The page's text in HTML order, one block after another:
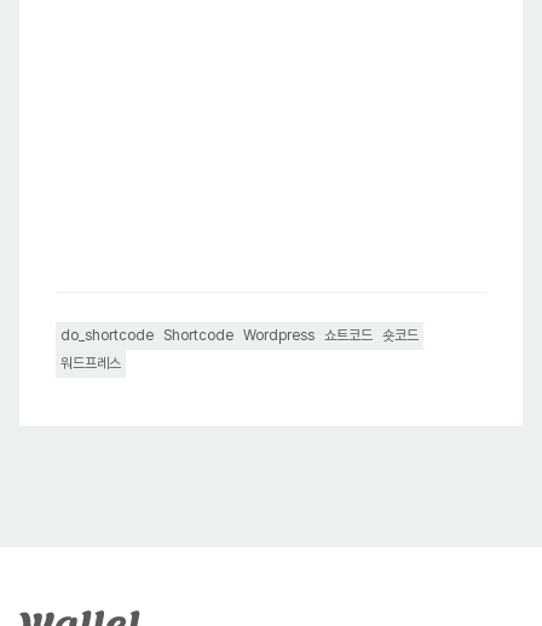
do_shortcode Shortcode Wordpress 쇼트코드 숏코드
워드프레스
푸터